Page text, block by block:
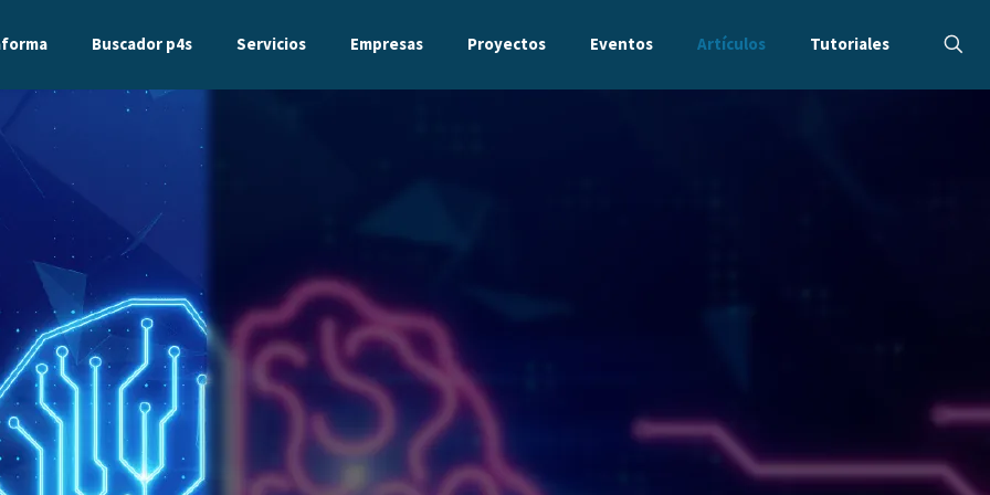
Buscador p4s Servicios Empresas Proyectos Eventos Artículos Tutoriales